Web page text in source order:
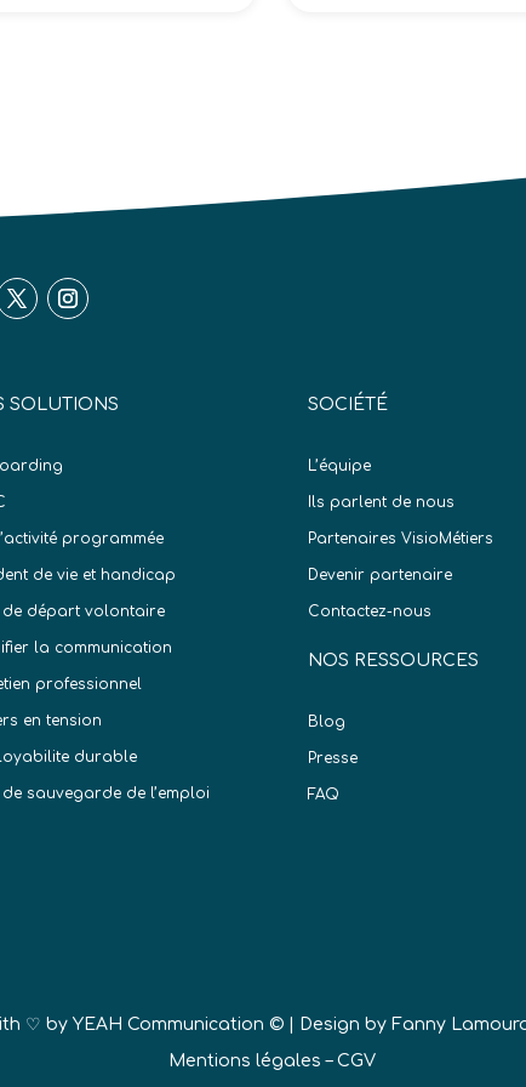
SOLUTIONS
programmée
de vie et handicap
de départ volontaire
la communication
professionnel
en tension
durable
sauvegarde de l’emploi
SOCIÉTÉ
L’équipe
Ils parlent de nous
Partenaires VisioMétiers
Devenir partenaire
Contactez-nous
NOS RESSOURCES
Blog
Presse
FAQ
♡ by YEAH Communication ©| Design by Fanny
Mentions légales – CGV